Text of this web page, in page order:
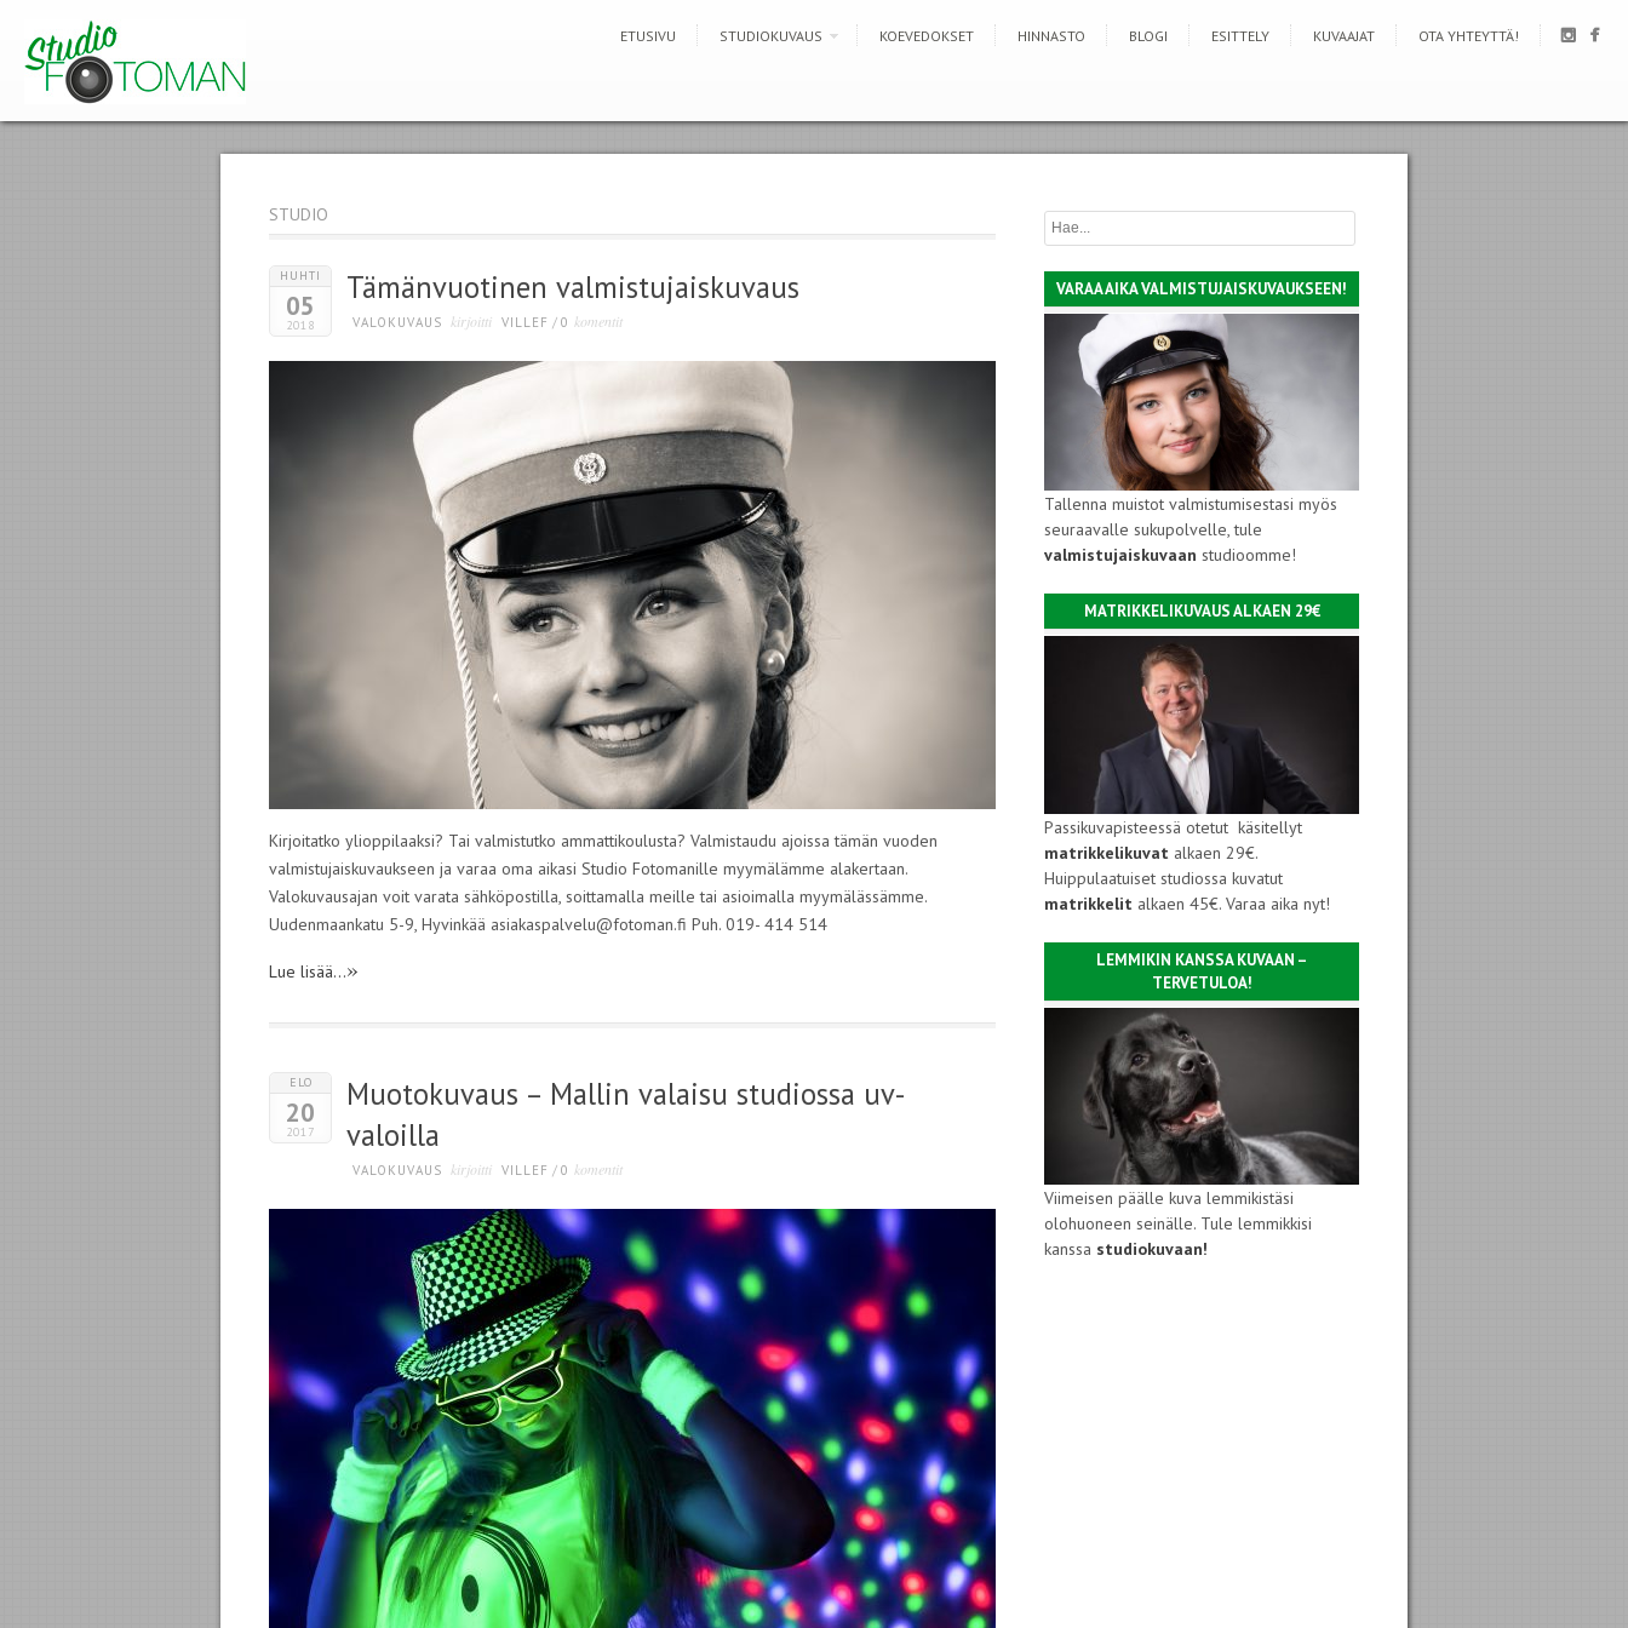
ETUSIVU STUDIOKUVAUS KOEVEDOKSET HINNASTO BLOGI ESITTELY KUVAAJAT OTA YHTEYTTÄ!
STUDIO
HUHTI
05
2018
Tämänvuotinen valmistujaiskuvaus
VALOKUVAUS kirjoitti VILLEF / 0 komentit
Kirjoitatko ylioppilaaksi? Tai valmistutko ammattikoulusta? Valmistaudu ajoissa tämän vuoden
valmistujaiskuvaukseen ja varaa oma aikasi Studio Fotomanille myymälämme alakertaan.
Valokuvausajan voit varata sähköpostilla, soittamalla meille tai asioimalla myymälässämme.
Uudenmaankatu 5-9, Hyvinkää asiakaspalvelu@fotoman.fi Puh. 019- 414 514
Lue lisää...»
ELO
20
2017
Muotokuvaus – Mallin valaisu studiossa uv-
valoilla
VALOKUVAUS kirjoitti VILLEF / 0 komentit
VARAA AIKA VALMISTUJAISKUVAUKSEEN!
Tallenna muistot valmistumisestasi myös
seuraavalle sukupolvelle, tule
valmistujaiskuvaan studioomme!
MATRIKKELIKUVAUS ALKAEN 29€
Passikuvapisteessä otetut käsitellyt
matrikkelikuvat alkaen 29€.
Huippulaatuiset studiossa kuvatut
matrikkelit alkaen 45€. Varaa aika nyt!
LEMMIKIN KANSSA KUVAAN –
TERVETULOA!
Viimeisen päälle kuva lemmikistäsi
olohuoneen seinälle. Tule lemmikkisi
kanssa studiokuvaan!